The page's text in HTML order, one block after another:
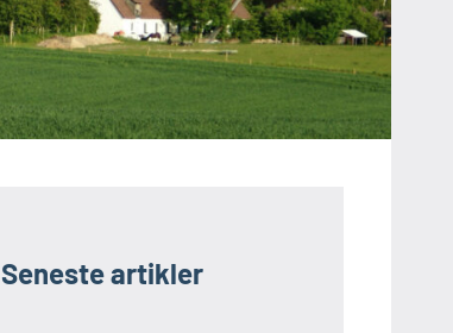
Seneste artikler